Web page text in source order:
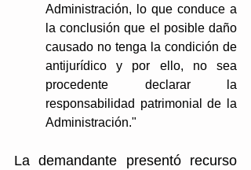
Administración, lo que conduce a
la conclusión que el posible daño
causado no tenga la condición de
antijurídico y por ello, no sea
procedente declarar la
responsabilidad patrimonial de la
Administración."
La demandante presentó recurso